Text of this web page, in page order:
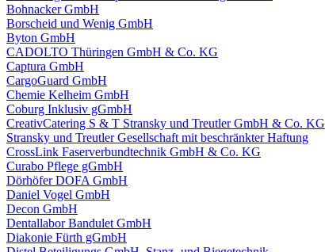
Bohnacker GmbH
Borscheid und Wenig GmbH
Byton GmbH
CADOLTO Thüringen GmbH & Co. KG
Captura GmbH
CargoGuard GmbH
Chemie Kelheim GmbH
Coburg Inklusiv gGmbH
CreativCatering S & T Stransky und Treutler GmbH & Co. KG
Stransky und Treutler Gesellschaft mit beschränkter Haftung
CrossLink Faserverbundtechnik GmbH & Co. KG
Curabo Pflege gGmbH
Dörhöfer DOFA GmbH
Daniel Vogel GmbH
Decon GmbH
Dentallabor Bandulet GmbH
Diakonie Fürth gGmbH